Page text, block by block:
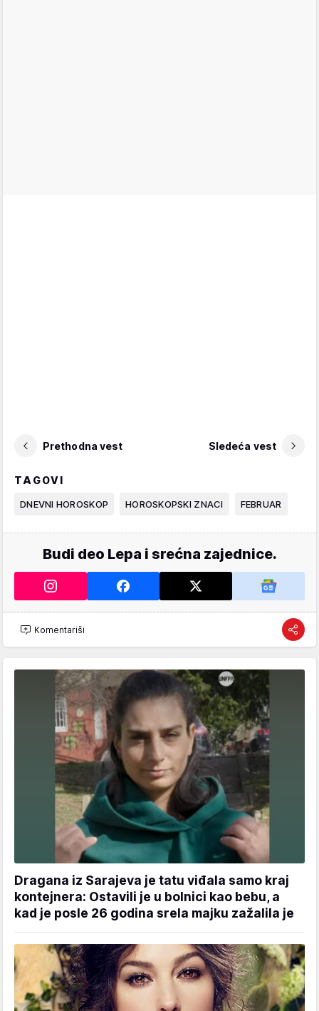
Prethodna vest Sledeća vest
TAGOVI
DNEVNI HOROSKOP HOROSKOPSKI ZNACI FEBRUAR
Budi deo Lepa i srećna zajednice.
Komentariši
Dragana iz Sarajeva je tatu viđala samo kraj
kontejnera: Ostavili je u bolnici kao bebu, a
kad je posle 26 godina srela majku zažalila je